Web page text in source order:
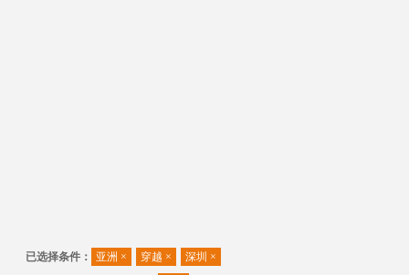
已选择条件： 亚洲 × 穿越 × 深圳 ×